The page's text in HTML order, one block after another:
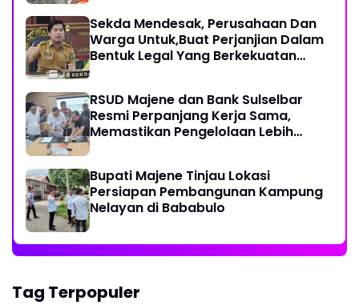
Sekda Mendesak, Perusahaan Dan
Warga Untuk,Buat Perjanjian Dalam
Bentuk Legal Yang Berkekuatan
RSUD Majene dan Bank Sulselbar
Resmi Perpanjang Kerja Sama,
Memastikan Pengelolaan Lebih
Bupati Majene Tinjau Lokasi
Persiapan Pembangunan Kampung
Nelayan di Bababulo
Tag Terpopuler